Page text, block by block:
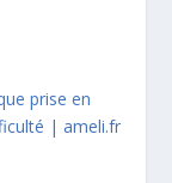
prise en
| ameli.fr